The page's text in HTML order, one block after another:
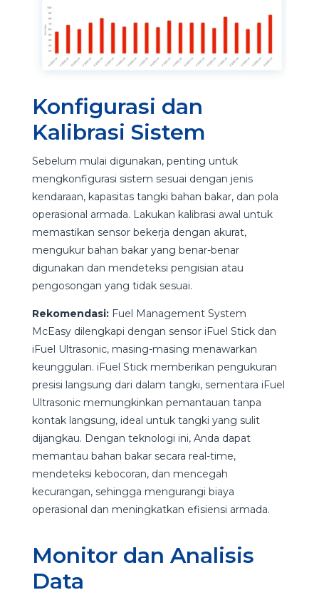
Konfigurasi dan
Kalibrasi Sistem
Sebelum mulai digunakan, penting untuk
mengkonfigurasi sistem sesuai dengan jenis
kendaraan, kapasitas tangki bahan bakar, dan pola
operasional armada. Lakukan kalibrasi awal untuk
memastikan sensor bekerja dengan akurat,
mengukur bahan bakar yang benar-benar
digunakan dan mendeteksi pengisian atau
pengosongan yang tidak sesuai.
Rekomendasi: Fuel Management System
McEasy dilengkapi dengan sensor iFuel Stick dan
iFuel Ultrasonic, masing-masing menawarkan
keunggulan. iFuel Stick memberikan pengukuran
presisi langsung dari dalam tangki, sementara iFuel
Ultrasonic memungkinkan pemantauan tanpa
kontak langsung, ideal untuk tangki yang sulit
dijangkau. Dengan teknologi ini, Anda dapat
memantau bahan bakar secara real-time,
mendeteksi kebocoran, dan mencegah
kecurangan, sehingga mengurangi biaya
operasional dan meningkatkan efisiensi armada.
Monitor dan Analisis
Data